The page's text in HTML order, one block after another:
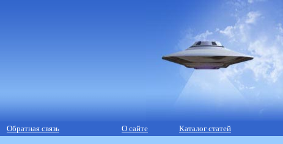
Обратная связь О сайте Каталог статей